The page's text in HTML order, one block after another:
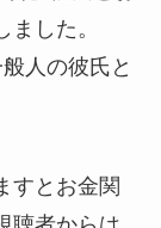
した。
人の彼氏と
すとお金関